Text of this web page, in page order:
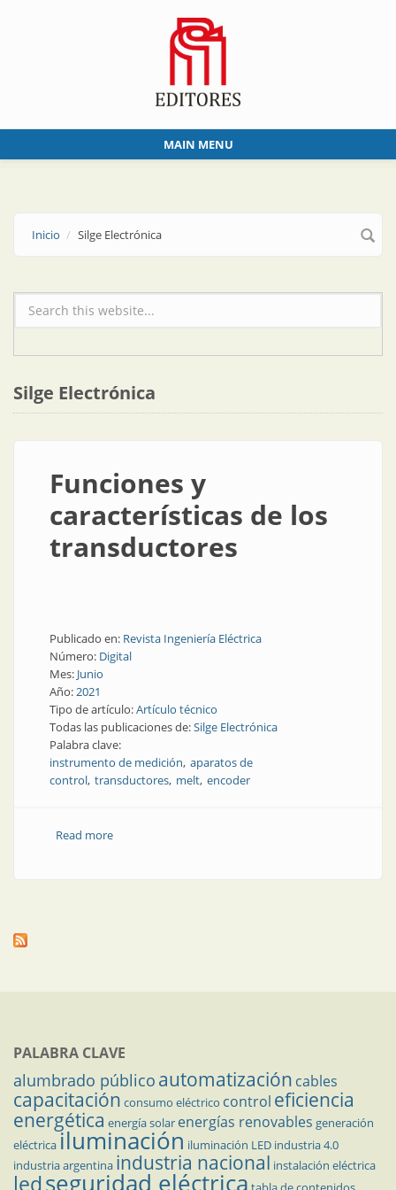
MAIN MENU
Inicio Silge Electrónica
Formulario de búsqueda
Silge Electrónica
Funciones y
características de los
transductores
Publicado en: Revista Ingeniería Eléctrica
Número: Digital
Mes: Junio
Año:2021
Tipo de artículo:Artículo técnico
Todas las publicaciones de:Silge Electrónica
Palabra clave:
instrumento de medición aparatos de
control transductores melt encoder
Read moreabout Funciones y características de los
PALABRA CLAVE
alumbrado público automatización cables
capacitación consumo eléctrico control eficiencia
energética energía solar energías renovables generación
eléctricailuminación iluminación LED industria 4.0
industria argentina industria nacional instalación eléctrica
ledseguridad eléctrica